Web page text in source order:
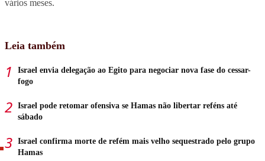
vários meses.
Leia também
Israel envia delegação ao Egito para negociar nova fase do cessar-
fogo
Israel pode retomar ofensiva se Hamas não libertar reféns até
sábado
Israel confirma morte de refém mais velho sequestrado pelo grupo
Hamas